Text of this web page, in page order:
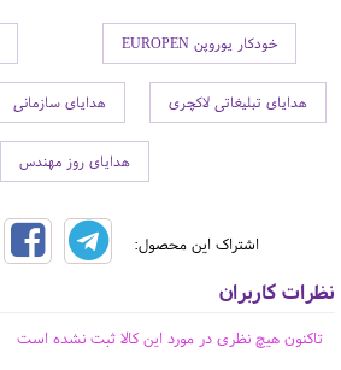
خودکار یوروپن EUROPEN
هدایای تبلیغاتی لاکچری هدایای سازمانی
هدایای روز مهندس
اشتراک این محصول:
نظرات کاربران
تاکنون هیچ نظری در مورد این کالا ثبت نشده است